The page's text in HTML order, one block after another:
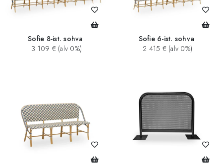
Sofie 8-ist. sohva
3 109 € (alv 0%)
Sofie 6-ist. sohva
2 415 € (alv 0%)